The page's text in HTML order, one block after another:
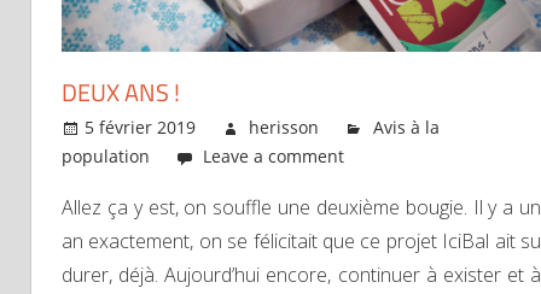
DEUX ANS !
5 février 2019 herisson
Avis à la
population
Leave a comment
Allez ça y est, on souffle une deuxième bougie. Il y a un
an exactement, on se félicitait que ce projet IciBal ait su
durer, déjà. Aujourd’hui encore, continuer à exister et à